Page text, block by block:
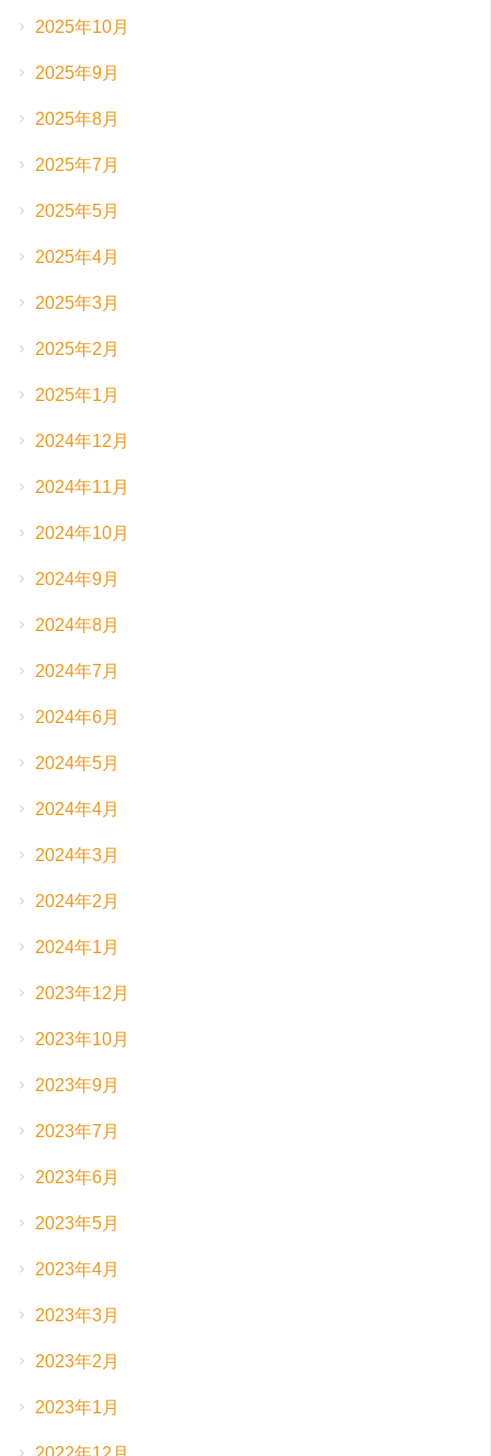
2025年10月
2025年9月
2025年8月
2025年7月
2025年5月
2025年4月
2025年3月
2025年2月
2025年1月
2024年12月
2024年11月
2024年10月
2024年9月
2024年8月
2024年7月
2024年6月
2024年5月
2024年4月
2024年3月
2024年2月
2024年1月
2023年12月
2023年10月
2023年9月
2023年7月
2023年6月
2023年5月
2023年4月
2023年3月
2023年2月
2023年1月